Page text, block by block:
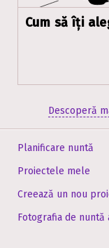
Cum să îți
Descoperă
Planificare nuntă
Proiectele mele
Creează un nou
Fotografia de nuntă